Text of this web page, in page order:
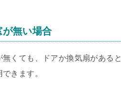
が無い場合
無くても、ドアか換気扇があると
きます。